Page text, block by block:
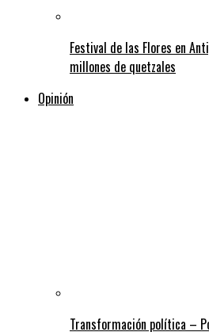
Festival de las Flores en
millones de quetzales
Opinión
Transformación política –